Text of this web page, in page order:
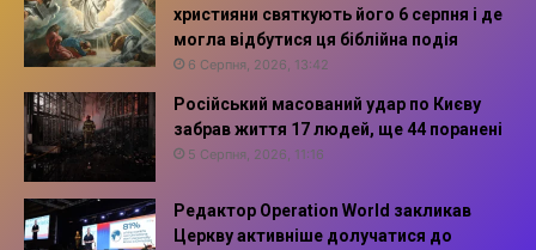
християни святкують його 6 серпня і де
могла відбутися ця біблійна подія
6 Серпня, 2026, 13:42
Російський масований удар по Києву
забрав життя 17 людей, ще 44 поранені
5 Серпня, 2026, 11:16
Редактор Operation World закликав
Церкву активніше долучатися до